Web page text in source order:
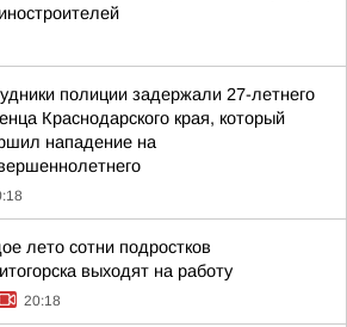
полиции задержали 27-летнего
Краснодарского края, который
нападение на
лето сотни подростков
выходят на работу
20:18